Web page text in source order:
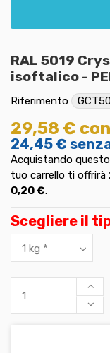
RAL 5019
isoftalico -
Riferimento
29,58 €
24,45 €
Acquistando
tuo carrello ti offrirà
0,20 €.
Scegliere il